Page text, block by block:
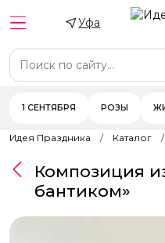
Уфа
1 СЕНТЯБРЯ РОЗЫ
Идея Праздника Каталог
Композиция
бантиком»